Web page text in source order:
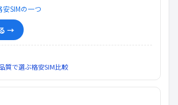
SIMの一つ
→
質で選ぶ格安SIM比較